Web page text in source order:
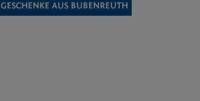
GESCHENKE AUS BUBENREUTH